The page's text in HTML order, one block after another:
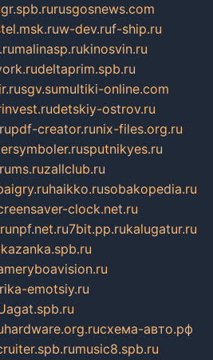
rusgosnews.com
w-dev.ruf-ship.ru
malinasp.rukinosvin.ru
deltaprim.spb.ru
sgv.sumultiki-online.com
detskiy-ostrov.ru
pdf-creator.runix-files.org.ru
sputnikyes.ru
zallclub.ru
haikko.rusobakopedia.ru
clock.net.ru
npf.net.ru7bit.pp.rukalugatur.ru
kazanka.spb.ru
emotsiy.ru
agat.spb.ru
hardware.org.ruсхема-авто.рф
music8.spb.ru